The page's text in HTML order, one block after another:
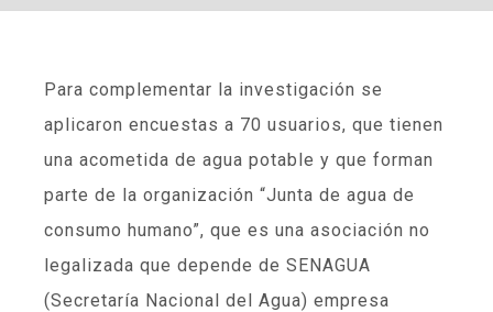
Para complementar la investigación se
aplicaron encuestas a 70 usuarios, que tienen
una acometida de agua potable y que forman
parte de la organización “Junta de agua de
consumo humano”, que es una asociación no
legalizada que depende de SENAGUA
(Secretaría Nacional del Agua) empresa